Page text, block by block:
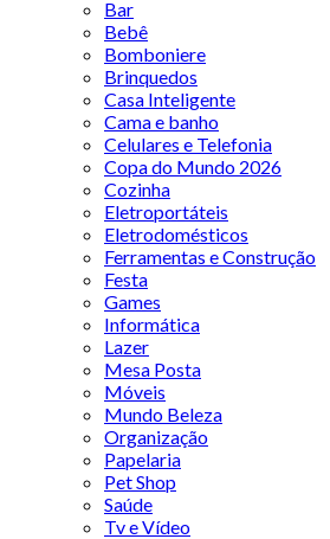
Bar
Bebê
Bomboniere
Brinquedos
Casa Inteligente
Cama e banho
Celulares e Telefonia
Copa do Mundo 2026
Cozinha
Eletroportáteis
Eletrodomésticos
Ferramentas e Construção
Festa
Games
Informática
Lazer
Mesa Posta
Móveis
Mundo Beleza
Organização
Papelaria
Pet Shop
Saúde
Tv e Vídeo